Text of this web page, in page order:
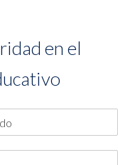
en el